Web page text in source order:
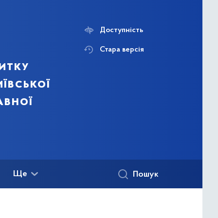
Доступність
Стара версія
Ще Пошук